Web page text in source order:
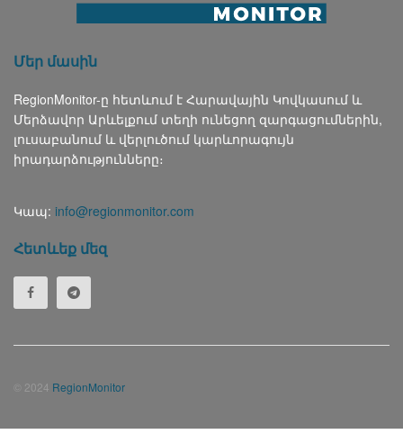
Մեր մասին
RegionMonitor-ը հետևում է Հարավային Կովկասում և
Մերձավոր Արևելքում տեղի ունեցող զարգացումներին,
լուսաբանում և վերլուծում կարևորագույն
իրադարձությունները։
Կապ: info@regionmonitor.com
Հետևեք մեզ
© 2024 RegionMonitor